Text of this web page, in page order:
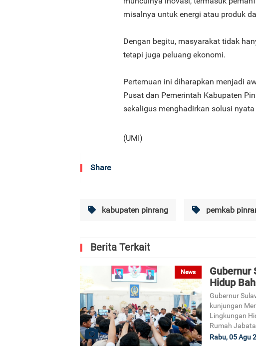
misalnya untuk energi atau produk
Dengan begitu, masyarakat tidak
tetapi juga peluang ekonomi.
Pertemuan ini diharapkan menjadi
Pusat dan Pemerintah Kabupaten
sekaligus menghadirkan solusi
(UMI)
Share
kabupaten pinrang pemkab
Berita Terkait
News
Gubernur
Hidup
Gubernur
kunjungan
Lingkungan
Rumah
Rabu, 05 Agu